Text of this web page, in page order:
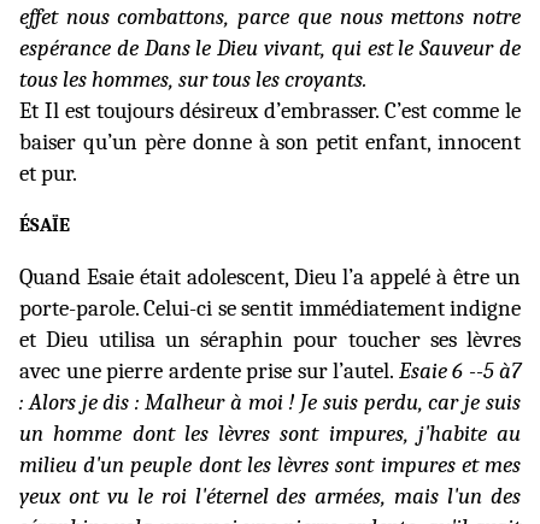
effet nous combattons, parce que nous mettons notre
espérance de Dans le Dieu vivant, qui est le Sauveur de
tous les hommes, sur tous les croyants.
Et Il est toujours désireux d’embrasser. C’est comme le
baiser qu’un père donne à son petit enfant, innocent
et pur.
ÉSAÏE
Quand Esaie était adolescent, Dieu l’a appelé à être un
porte-parole. Celui-ci se sentit immédiatement indigne
et Dieu utilisa un séraphin pour toucher ses lèvres
avec une pierre ardente prise sur l’autel. Esaie 6 --5 à7
: Alors je dis : Malheur à moi ! Je suis perdu, car je suis
un homme dont les lèvres sont impures, j'habite au
milieu d'un peuple dont les lèvres sont impures et mes
yeux ont vu le roi l'éternel des armées, mais l'un des